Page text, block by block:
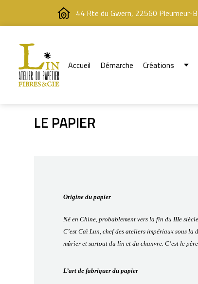
44 Rte du Gwern, 22560 Pleumeur-
Accueil Démarche Créations
LE PAPIER
Origine du papier
Né en Chine, probablement vers la fin du IIIe
C’est Caï Lun, chef des ateliers impériaux sous
mûrier et surtout du lin et du chanvre. C’est le
L’art de fabriquer du papier